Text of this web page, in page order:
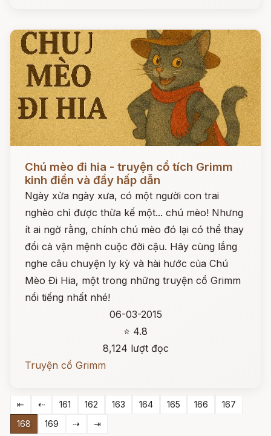
Chú mèo đi hia - truyện cổ tích Grimm
kinh điển và đầy hấp dẫn
Ngày xửa ngày xưa, có một người con trai
nghèo chỉ được thừa kế một... chú mèo! Nhưng
ít ai ngờ rằng, chính chú mèo đó lại có thể thay
đổi cả vận mệnh cuộc đời cậu. Hãy cùng lắng
nghe câu chuyện ly kỳ và hài hước của Chú
Mèo Đi Hia, một trong những truyện cổ Grimm
nổi tiếng nhất nhé!
06-03-2015
⭐ 4.8
8,124 lượt đọc
Truyện cổ Grimm
⇤ ⇠ 161 162 163 164 165 166
167
168
169 ⇢ ⇥